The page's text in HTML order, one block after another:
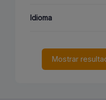
Idioma
Mostrar